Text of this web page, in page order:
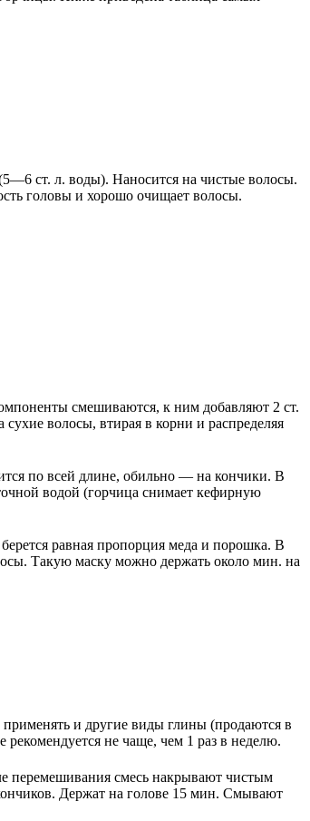
ст. л. воды). Наносится на чистые волосы.
головы и хорошо очищает волосы.
смешиваются, к ним добавляют 2 ст.
волосы, втирая в корни и распределяя
по всей длине, обильно — на кончики. В
водой (горчица снимает кефирную
равная пропорция меда и порошка. В
Такую маску можно держать около мин. на
и другие виды глины (продаются в
рекомендуется не чаще, чем 1 раз в неделю.
перемешивания смесь накрывают чистым
Держат на голове 15 мин. Смывают